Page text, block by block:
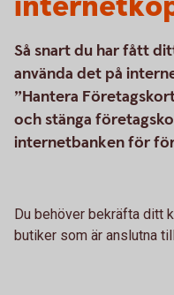
Så snart du har fått
använda det på
”Hantera
och stänga
internetbanken för
Du behöver bekräfta ditt
butiker som är anslutna